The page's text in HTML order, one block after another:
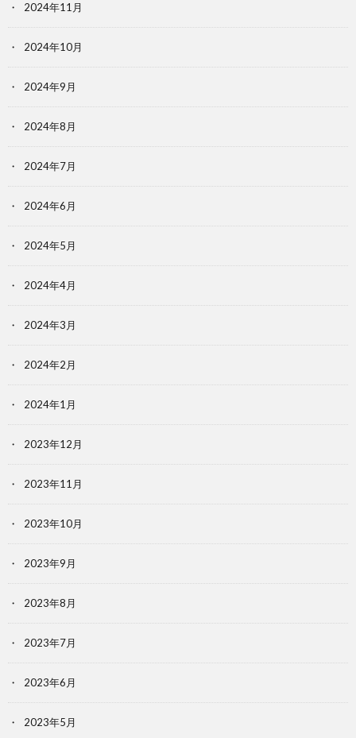
2024年11月
2024年10月
2024年9月
2024年8月
2024年7月
2024年6月
2024年5月
2024年4月
2024年3月
2024年2月
2024年1月
2023年12月
2023年11月
2023年10月
2023年9月
2023年8月
2023年7月
2023年6月
2023年5月